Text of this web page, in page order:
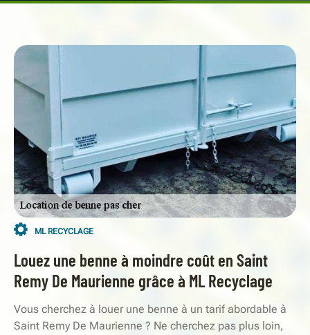
ML RECYCLAGE
Louez une benne à moindre coût en Saint
Remy De Maurienne grâce à ML Recyclage
Vous cherchez à louer une benne à un tarif abordable à
Saint Remy De Maurienne ? Ne cherchez pas plus loin,